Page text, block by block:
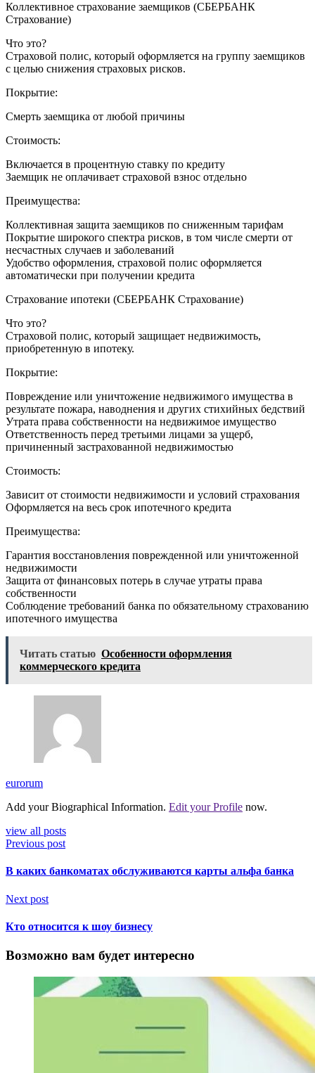
Коллективное страхование заемщиков (СБЕРБАНК
Страхование)
Что это?
Страховой полис, который оформляется на группу заемщиков
с целью снижения страховых рисков.
Покрытие:
Смерть заемщика от любой причины
Стоимость:
Включается в процентную ставку по кредиту
Заемщик не оплачивает страховой взнос отдельно
Преимущества:
Коллективная защита заемщиков по сниженным тарифам
Покрытие широкого спектра рисков, в том числе смерти от
несчастных случаев и заболеваний
Удобство оформления, страховой полис оформляется
автоматически при получении кредита
Страхование ипотеки (СБЕРБАНК Страхование)
Что это?
Страховой полис, который защищает недвижимость,
приобретенную в ипотеку.
Покрытие:
Повреждение или уничтожение недвижимого имущества в
результате пожара, наводнения и других стихийных бедствий
Утрата права собственности на недвижимое имущество
Ответственность перед третьими лицами за ущерб,
причиненный застрахованной недвижимостью
Стоимость:
Зависит от стоимости недвижимости и условий страхования
Оформляется на весь срок ипотечного кредита
Преимущества:
Гарантия восстановления поврежденной или уничтоженной
недвижимости
Защита от финансовых потерь в случае утраты права
собственности
Соблюдение требований банка по обязательному страхованию
ипотечного имущества
Читать статью Особенности оформления
коммерческого кредита
eurorum
Add your Biographical Information. Edit your Profile now.
view all posts
Previous post
В каких банкоматах обслуживаются карты альфа банка
Next post
Кто относится к шоу бизнесу
Возможно вам будет интересно